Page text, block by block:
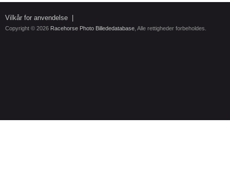
Vilkår for anvendelse
Copyright © 2026 Racehorse Photo Billededatabase , Alle rettigheder forbeholdes.